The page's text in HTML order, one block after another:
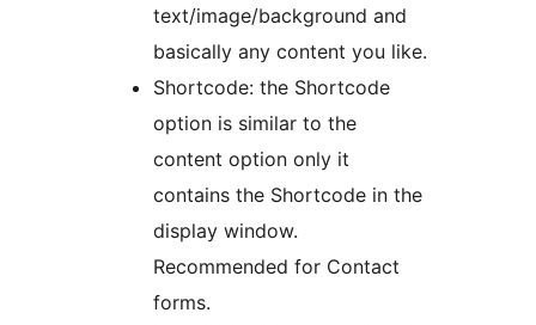
text/image/background and
basically any content you like.
Shortcode: the Shortcode
option is similar to the
content option only it
contains the Shortcode in the
display window.
Recommended for Contact
forms.